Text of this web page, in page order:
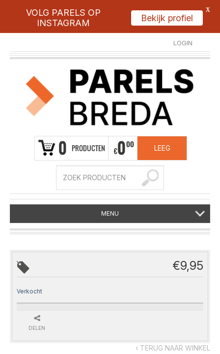
LOGIN
REGISTREER
0 PRODUCTEN €000 LEEG
MENU
‹ TERUG NAAR WINKEL
€9,95
Verkocht
DELEN
VOLG PARELS OP
INSTAGRAM
Bekijk profiel
X